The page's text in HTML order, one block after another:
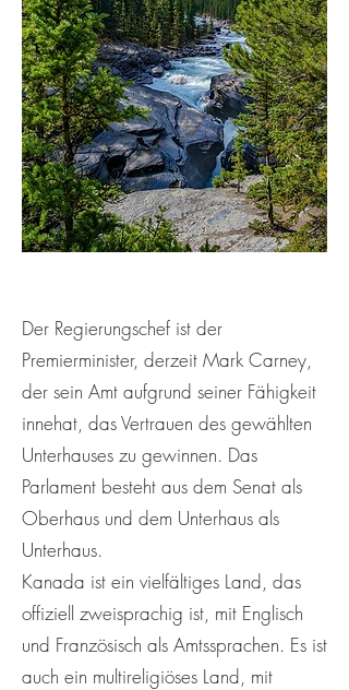
Der Regierungschef ist der
Premierminister, derzeit Mark Carney,
der sein Amt aufgrund seiner Fähigkeit
innehat, das Vertrauen des gewählten
Unterhauses zu gewinnen. Das
Parlament besteht aus dem Senat als
Oberhaus und dem Unterhaus als
Unterhaus.
Kanada ist ein vielfältiges Land, das
offiziell zweisprachig ist, mit Englisch
und Französisch als Amtssprachen. Es ist
auch ein multireligiöses Land, mit